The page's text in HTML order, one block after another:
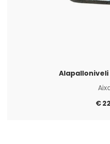
Alapalloniveli
€